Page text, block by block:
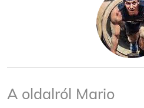
A oldalról Mario